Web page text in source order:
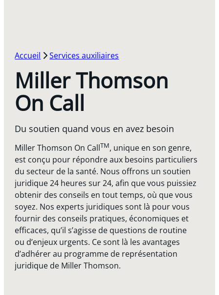
Accueil Services auxiliaires
Miller Thomson
On Call
Du soutien quand vous en avez besoin
Miller Thomson On CallTM, unique en son genre,
est conçu pour répondre aux besoins particuliers
du secteur de la santé. Nous offrons un soutien
juridique 24 heures sur 24, afin que vous puissiez
obtenir des conseils en tout temps, où que vous
soyez. Nos experts juridiques sont là pour vous
fournir des conseils pratiques, économiques et
efficaces, qu’il s’agisse de questions de routine
ou d’enjeux urgents. Ce sont là les avantages
d’adhérer au programme de représentation
juridique de Miller Thomson.